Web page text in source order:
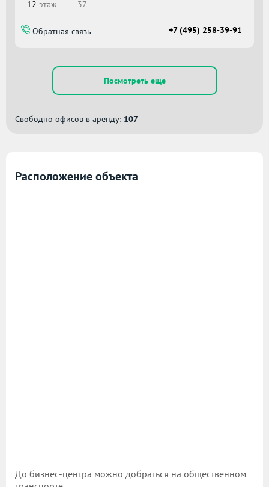
12 этаж 37
Обратная связь +7 (495) 258-39-91
Посмотреть еще
Свободно офисов в аренду: 107
Расположение объекта
До бизнес-центра можно добраться на общественном